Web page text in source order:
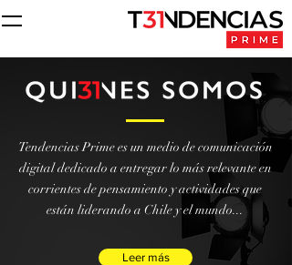
Tendencias Prime es un medio de comunicación
digital dedicado a entregar lo más relevante en
corrientes de pensamiento y actividades que
están liderando a Chile y el mundo...
Leer más